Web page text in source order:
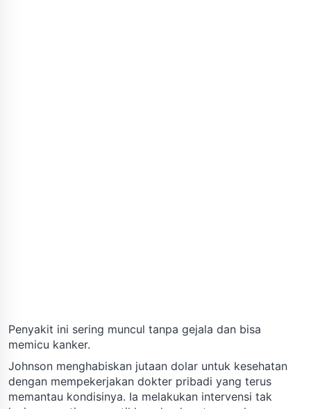
Penyakit ini sering muncul tanpa gejala dan bisa
memicu kanker.
Johnson menghabiskan jutaan dolar untuk kesehatan
dengan mempekerjakan dokter pribadi yang terus
memantau kondisinya. Ia melakukan intervensi tak